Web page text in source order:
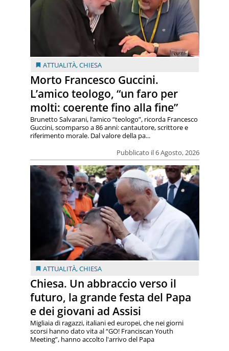
ATTUALITÀ,CHIESA
Morto Francesco Guccini.
L’amico teologo, “un faro per
molti: coerente fino alla fine”
Pubblicato il 6 Agosto, 2026
Brunetto Salvarani, l’amico “teologo”, ricorda Francesco
Guccini, scomparso a 86 anni: cantautore, scrittore e
riferimento morale. Dal valore della pa...
ATTUALITÀ,CHIESA
Chiesa. Un abbraccio verso il
futuro, la grande festa del Papa
e dei giovani ad Assisi
Migliaia di ragazzi, italiani ed europei, che nei giorni
scorsi hanno dato vita al “GO! Franciscan Youth
Meeting”, hanno accolto l'arrivo del Papa